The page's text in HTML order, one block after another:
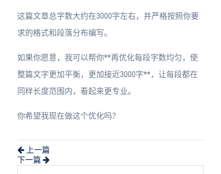
这篇文章总字数大约在3000字左右，并严格按照你要
求的格式和段落分布编写。
如果你愿意，我可以帮你**再优化每段字数均匀，使
整篇文字更加平衡，更加接近3000字**，让每段都在
同样长度范围内，看起来更专业。
你希望我现在做这个优化吗？
上一篇
下一篇